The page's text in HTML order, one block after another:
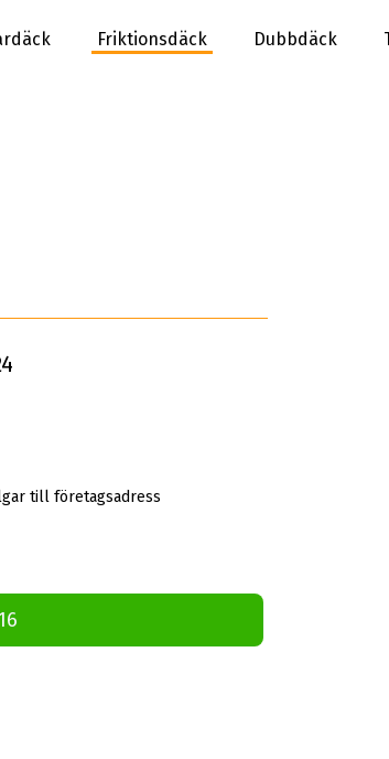
Friktionsdäck Dubbdäck
till företagsadress